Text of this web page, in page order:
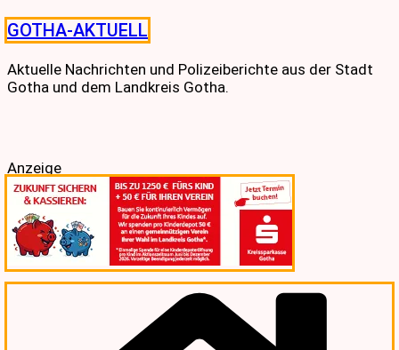
Skip
to
content
GOTHA-AKTUELL
Aktuelle Nachrichten und Polizeiberichte aus der Stadt
Gotha und dem Landkreis Gotha.
Anzeige